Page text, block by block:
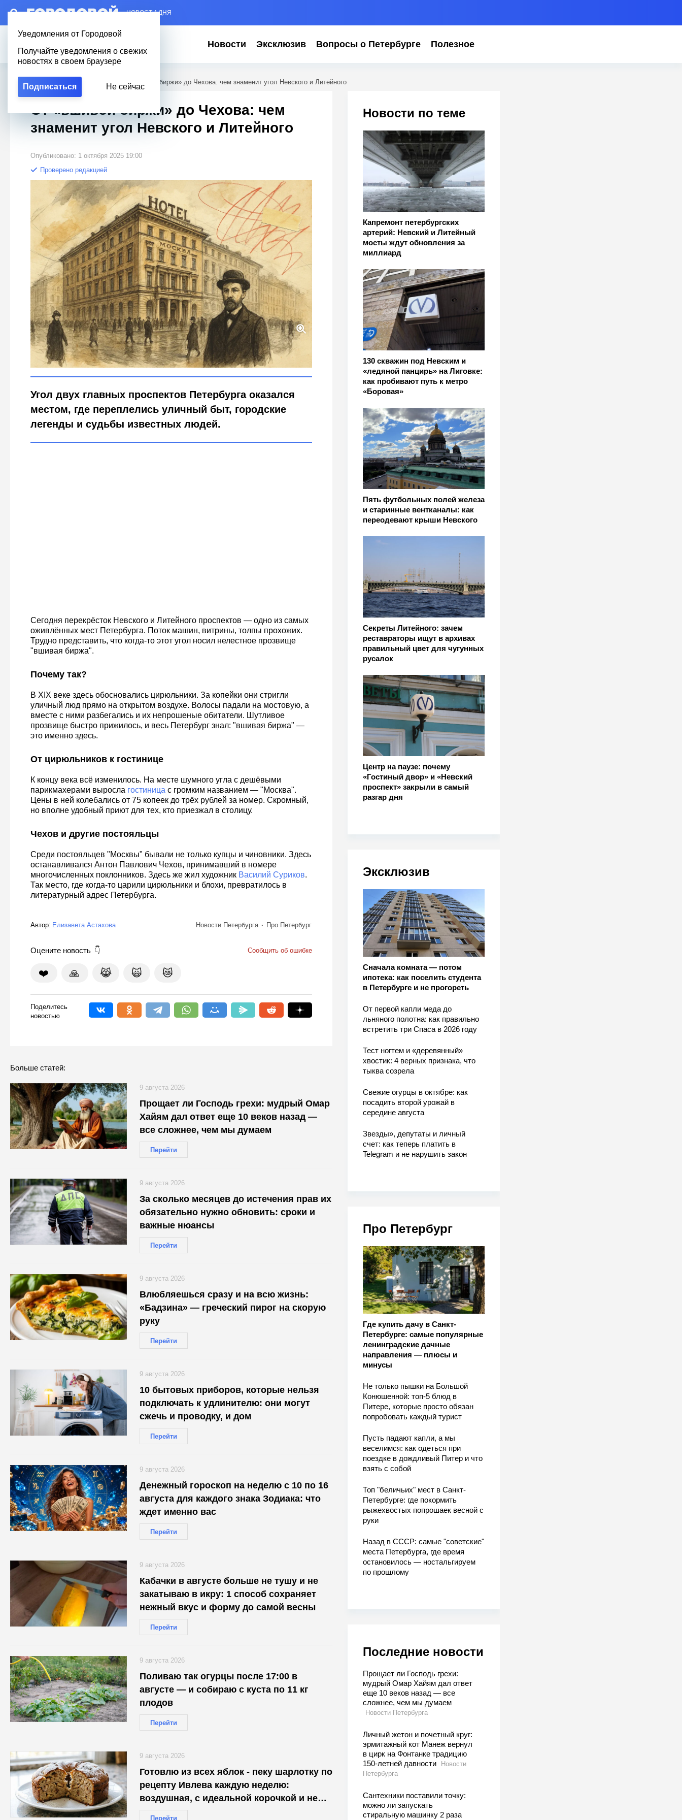
– НОВОСТИ ДНЯ
Уведомления от Городовой
Получайте уведомления о свежих
новостях в своем браузере
Подписаться Не сейчас
Новости Эксклюзив Вопросы о Петербурге Полезное
Городовой Новости Петербурга От «вшивой биржи» до Чехова: чем знаменит угол Невского и Литейного
Новости по теме
Капремонт петербургских
артерий: Невский и Литейный
мосты ждут обновления за
миллиард
130 скважин под Невским и
«ледяной панцирь» на Лиговке:
как пробивают путь к метро
«Боровая»
Пять футбольных полей железа
и старинные вентканалы: как
переодевают крыши Невского
Секреты Литейного: зачем
реставраторы ищут в архивах
правильный цвет для чугунных
русалок
Центр на паузе: почему
«Гостиный двор» и «Невский
проспект» закрыли в самый
разгар дня
Эксклюзив
Сначала комната — потом
ипотека: как поселить студента
в Петербурге и не прогореть
От первой капли меда до
льняного полотна: как правильно
встретить три Спаса в 2026 году
Тест ногтем и «деревянный»
хвостик: 4 верных признака, что
тыква созрела
Свежие огурцы в октябре: как
посадить второй урожай в
середине августа
Звезды», депутаты и личный
счет: как теперь платить в
Telegram и не нарушить закон
Про Петербург
Где купить дачу в Санкт-
Петербурге: самые популярные
ленинградские дачные
направления — плюсы и
минусы
Не только пышки на Большой
Конюшенной: топ-5 блюд в
Питере, которые просто обязан
попробовать каждый турист
Пусть падают капли, а мы
веселимся: как одеться при
поездке в дождливый Питер и что
взять с собой
Топ "беличьих" мест в Санкт-
Петербурге: где покормить
рыжехвостых попрошаек весной с
руки
Назад в СССР: самые "советские"
места Петербурга, где время
остановилось — ностальгируем
по прошлому
Последние новости
Прощает ли Господь грехи:
мудрый Омар Хайям дал ответ
еще 10 веков назад — все
сложнее, чем мы думаем
Новости Петербурга
Личный жетон и почетный круг:
эрмитажный кот Манеж вернул
в цирк на Фонтанке традицию
150-летней давности
Новости
Петербурга
Сантехники поставили точку:
можно ли запускать
стиральную машинку 2 раза
От «вшивой биржи» до Чехова: чем
знаменит угол Невского и Литейного
Опубликовано: 1 октября 2025 19:00
Проверено редакцией
От «вшивой биржи» до Чехова: чем знаменит угол Невского и Литейного
Городовой ру
Угол двух главных проспектов Петербурга оказался
местом, где переплелись уличный быт, городские
легенды и судьбы известных людей.
Сегодня перекрёсток Невского и Литейного проспектов — одно из самых
оживлённых мест Петербурга. Поток машин, витрины, толпы прохожих.
Трудно представить, что когда-то этот угол носил нелестное прозвище
"вшивая биржа".
Почему так?
В XIX веке здесь обосновались цирюльники. За копейки они стригли
уличный люд прямо на открытом воздухе. Волосы падали на мостовую, а
вместе с ними разбегались и их непрошеные обитатели. Шутливое
прозвище быстро прижилось, и весь Петербург знал: "вшивая биржа" —
это именно здесь.
От цирюльников к гостинице
К концу века всё изменилось. На месте шумного угла с дешёвыми
парикмахерами выросла гостиница с громким названием — "Москва".
Цены в ней колебались от 75 копеек до трёх рублей за номер. Скромный,
но вполне удобный приют для тех, кто приезжал в столицу.
Чехов и другие постояльцы
Среди постояльцев "Москвы" бывали не только купцы и чиновники. Здесь
останавливался Антон Павлович Чехов, принимавший в номере
многочисленных поклонников. Здесь же жил художник Василий Суриков.
Так место, где когда-то царили цирюльники и блохи, превратилось в
литературный адрес Петербурга.
Автор: Елизавета Астахова Новости Петербурга Про Петербург
Оцените новость Сообщить об ошибке
❤️ 🙏 😹 🙀 😿
Поделитесь
новостью
Больше статей:
Прощает ли Господь грехи: мудрый Омар
Хайям дал ответ еще 10 веков назад —
все сложнее, чем мы думаем
Перейти
9 августа 2026
За сколько месяцев до истечения прав их
обязательно нужно обновить: сроки и
важные нюансы
Перейти
9 августа 2026
Влюбляешься сразу и на всю жизнь:
«Бадзина» — греческий пирог на скорую
руку
Перейти
9 августа 2026
10 бытовых приборов, которые нельзя
подключать к удлинителю: они могут
сжечь и проводку, и дом
Перейти
9 августа 2026
Денежный гороскоп на неделю с 10 по 16
августа для каждого знака Зодиака: что
ждет именно вас
Перейти
9 августа 2026
Кабачки в августе больше не тушу и не
закатываю в икру: 1 способ сохраняет
нежный вкус и форму до самой весны
Перейти
9 августа 2026
Поливаю так огурцы после 17:00 в
августе — и собираю с куста по 11 кг
плодов
Перейти
9 августа 2026
Готовлю из всех яблок - пеку шарлотку по
рецепту Ивлева каждую неделю:
воздушная, с идеальной корочкой и не
Перейти
9 августа 2026